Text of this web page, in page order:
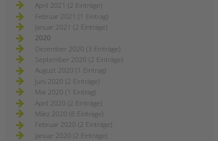
April 2021 (2 Einträge)
Februar 2021 (1 Eintrag)
Januar 2021 (2 Einträge)
2020
Dezember 2020 (3 Einträge)
September 2020 (2 Einträge)
August 2020 (1 Eintrag)
Juni 2020 (2 Einträge)
Mai 2020 (1 Eintrag)
April 2020 (2 Einträge)
März 2020 (6 Einträge)
Februar 2020 (2 Einträge)
Januar 2020 (2 Einträge)